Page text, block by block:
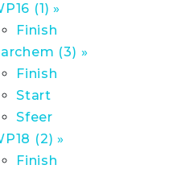
(1) »
Finish
(3) »
Finish
Start
Sfeer
(2) »
Finish